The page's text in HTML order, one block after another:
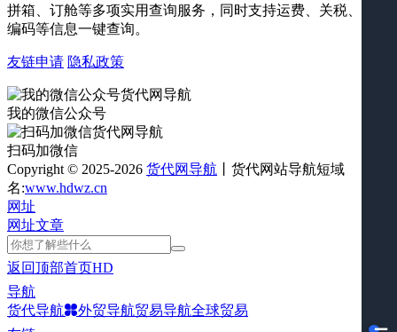
拼箱、订舱等多项实用查询服务，同时支持运费、关税、海关
编码等信息一键查询。
友链申请 隐私政策
我的微信公众号
扫码加微信
Copyright © 2025-2026 货代网导航 丨货代网站导航短域
名:www.hdwz.cn
网址
网址文章
返回顶部首页HD
导航
货代导航
外贸导航贸易导航全球贸易